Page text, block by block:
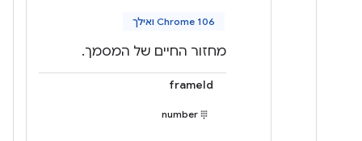
Chrome 106 ואילך
מחזור החיים של המסמך.
frameId
number